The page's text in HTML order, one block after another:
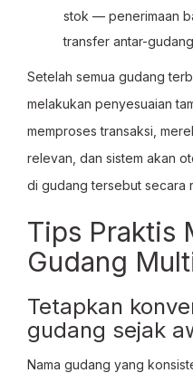
stok — penerimaan
transfer antar-
Setelah semua gudang
melakukan penyesuaian
memproses transaksi,
relevan, dan sistem akan
di gudang tersebut secara
Tips Praktis
Gudang
Tetapkan
gudang sejak
Nama gudang yang